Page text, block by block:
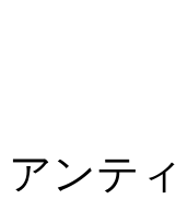
アンテ